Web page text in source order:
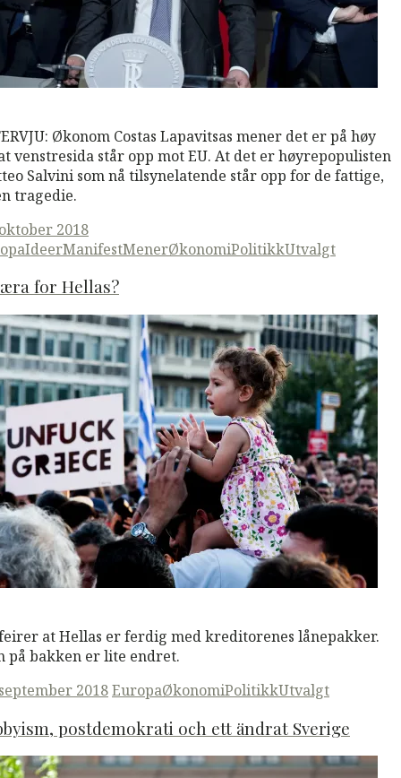
Økonom Costas Lapavitsas mener det er på høy
venstresida står opp mot EU. At det er høyrepopulisten
Salvini som nå tilsynelatende står opp for de fattige,
tragedie.
2018
IdeerManifestMenerØkonomiPolitikkUtvalgt
for Hellas?
at Hellas er ferdig med kreditorenes lånepakker.
på bakken er lite endret.
2018EuropaØkonomiPolitikkUtvalgt
postdemokrati och ett ändrat Sverige